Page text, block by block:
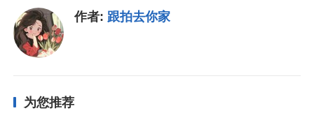
作者: 跟拍去你家
为您推荐